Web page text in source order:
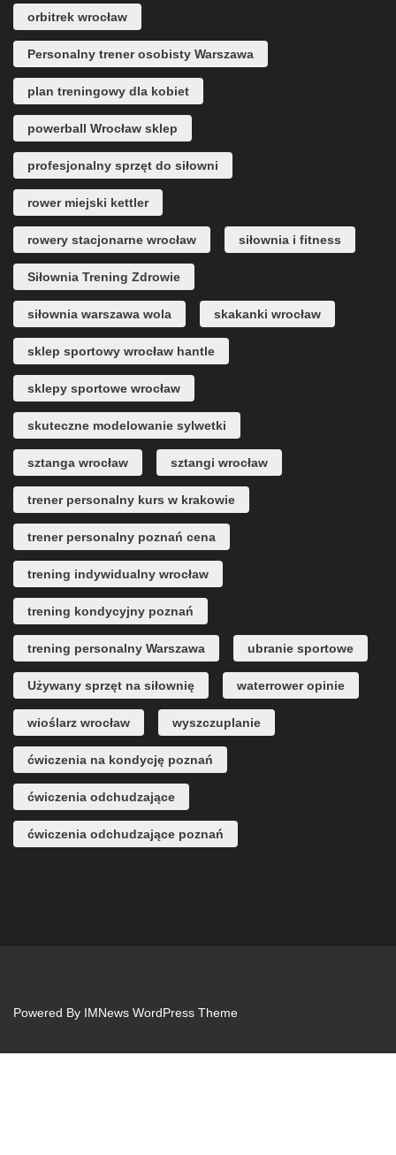
orbitrek wrocław
Personalny trener osobisty Warszawa
plan treningowy dla kobiet
powerball Wrocław sklep
profesjonalny sprzęt do siłowni
rower miejski kettler
rowery stacjonarne wrocław siłownia i fitness
Siłownia Trening Zdrowie
siłownia warszawa wola skakanki wrocław
sklep sportowy wrocław hantle
sklepy sportowe wrocław
skuteczne modelowanie sylwetki
sztanga wrocław sztangi wrocław
trener personalny kurs w krakowie
trener personalny poznań cena
trening indywidualny wrocław
trening kondycyjny poznań
trening personalny Warszawa ubranie sportowe
Używany sprzęt na siłownię waterrower opinie
wioślarz wrocław wyszczuplanie
ćwiczenia na kondycję poznań
ćwiczenia odchudzające
ćwiczenia odchudzające poznań
Powered By IMNews WordPress Theme